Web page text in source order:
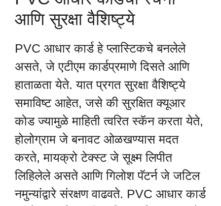
आणि सुरक्षा वैशिष्ट्ये
PVC आधार कार्ड हे प्लास्टिकचे बनलेले
असते, जे एटीएम कार्डप्रमाणे दिसते आणि
हाताळता येते. यात प्रगत सुरक्षा वैशिष्ट्ये
समाविष्ट आहेत, जसे की सुरक्षित क्यूआर
कोड ज्यामुळे माहिती त्वरित स्कॅन करता येते,
होलोग्राम जे बनावट ओळखण्यास मदत
करते, मायक्रो टेक्स्ट जे सूक्ष्म लिपीत
लिहिलेले असते आणि गिलोश पॅटर्न जे जटिल
नमुन्यांद्वारे संरक्षण वाढवते. PVC आधार कार्ड